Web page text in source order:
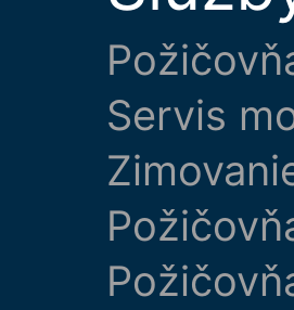
Servis